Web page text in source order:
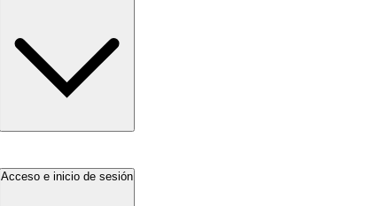
Acceso e inicio de sesión